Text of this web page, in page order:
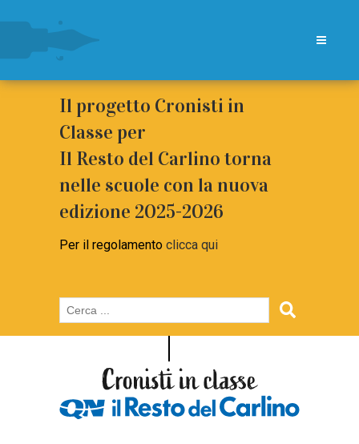
Il progetto Cronisti in
Classe per
Il Resto del Carlino torna
nelle scuole con la nuova
edizione 2025-2026
Per il regolamento clicca qui